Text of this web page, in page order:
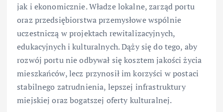
jak i ekonomicznie. Władze lokalne, zarząd portu
oraz przedsiębiorstwa przemysłowe wspólnie
uczestniczą w projektach rewitalizacyjnych,
edukacyjnych i kulturalnych. Dąży się do tego, aby
rozwój portu nie odbywał się kosztem jakości życia
mieszkańców, lecz przynosił im korzyści w postaci
stabilnego zatrudnienia, lepszej infrastruktury
miejskiej oraz bogatszej oferty kulturalnej.